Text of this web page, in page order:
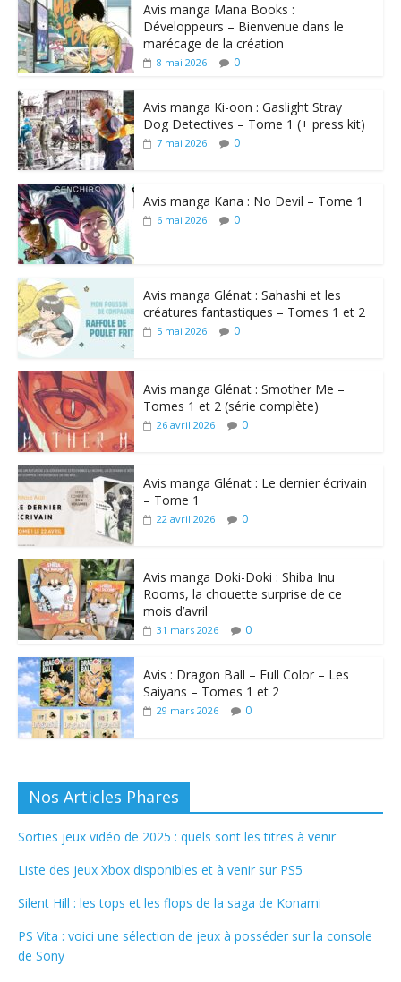
Avis manga Mana Books :
Développeurs – Bienvenue dans le
marécage de la création
8 mai 2026 0
Avis manga Ki-oon : Gaslight Stray
Dog Detectives – Tome 1 (+ press kit)
7 mai 2026 0
Avis manga Kana : No Devil – Tome 1
6 mai 2026 0
Avis manga Glénat : Sahashi et les
créatures fantastiques – Tomes 1 et 2
5 mai 2026 0
Avis manga Glénat : Smother Me –
Tomes 1 et 2 (série complète)
26 avril 2026 0
Avis manga Glénat : Le dernier écrivain
– Tome 1
22 avril 2026 0
Avis manga Doki-Doki : Shiba Inu
Rooms, la chouette surprise de ce
mois d’avril
31 mars 2026 0
Avis : Dragon Ball – Full Color – Les
Saiyans – Tomes 1 et 2
29 mars 2026 0
Nos Articles Phares
Sorties jeux vidéo de 2025 : quels sont les titres à venir
Liste des jeux Xbox disponibles et à venir sur PS5
Silent Hill : les tops et les flops de la saga de Konami
PS Vita : voici une sélection de jeux à posséder sur la console
de Sony